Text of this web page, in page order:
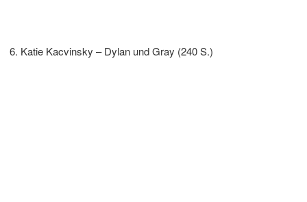
Katie Kacvinsky – Dylan und Gray (240 S.)